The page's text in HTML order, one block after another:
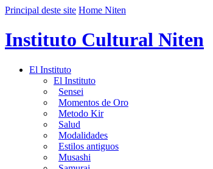
Principal deste site Home Niten
Instituto Cultural Niten
El Instituto
El Instituto
Sensei
Momentos de Oro
Metodo Kir
Salud
Modalidades
Estilos antiguos
Musashi